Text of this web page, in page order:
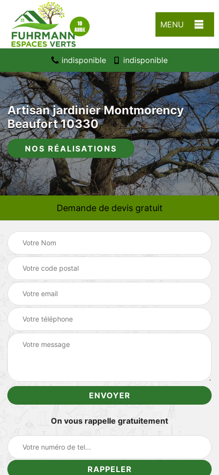
MENU
indisponible indisponible
Artisan jardinier Montmorency
Beaufort 10330
NOS RÉALISATIONS
Demande de devis gratuit
On vous rappelle gratuitement